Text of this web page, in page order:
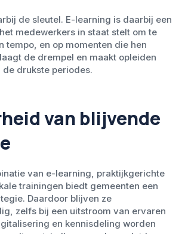
de sleutel. E-learning is daarbij een
medewerkers in staat stelt om te
tempo, en op momenten die hen
de drempel en maakt opleiden
de drukste periodes.
van blijvende
van e-learning, praktijkgerichte
trainingen biedt gemeenten een
Daardoor blijven ze
zelfs bij een uitstroom van ervaren
en kennisdeling worden